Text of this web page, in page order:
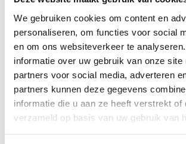
We gebruiken cookies om content en
personaliseren, om functies voor social
en om ons websiteverkeer te
informatie over uw gebruik van onze site
partners voor social media, adverteren
partners kunnen deze gegevens
informatie die u aan ze heeft verstrekt of
verzameld op basis van uw gebruik van
Kennisdagen